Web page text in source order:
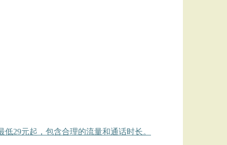
29元起，包含合理的流量和通话时长。